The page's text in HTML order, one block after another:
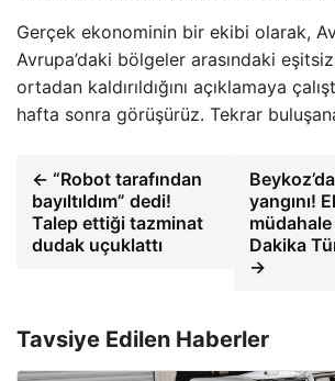
Gerçek ekonominin bir ekibi olarak,
Avrupa’daki bölgeler arasındaki
ortadan kaldırıldığını açıklamaya
hafta sonra görüşürüz. Tekrar
← “Robot tarafından
bayıltıldım” dedi!
Talep ettiği tazminat
dudak uçuklattı
yangını!
Dakika
→
Tavsiye Edilen Haberler